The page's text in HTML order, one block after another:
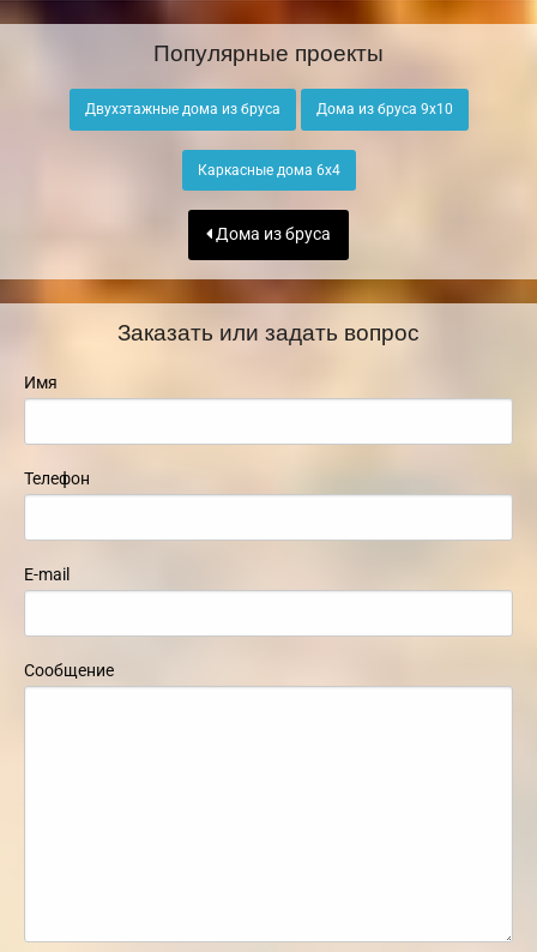
Популярные проекты
Двухэтажные дома из бруса Дома из бруса 9х10
Каркасные дома 6х4
Дома из бруса
Заказать или задать вопрос
Имя
Телефон
E-mail
Сообщение